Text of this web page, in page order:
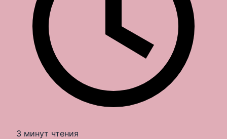
3 минут чтения